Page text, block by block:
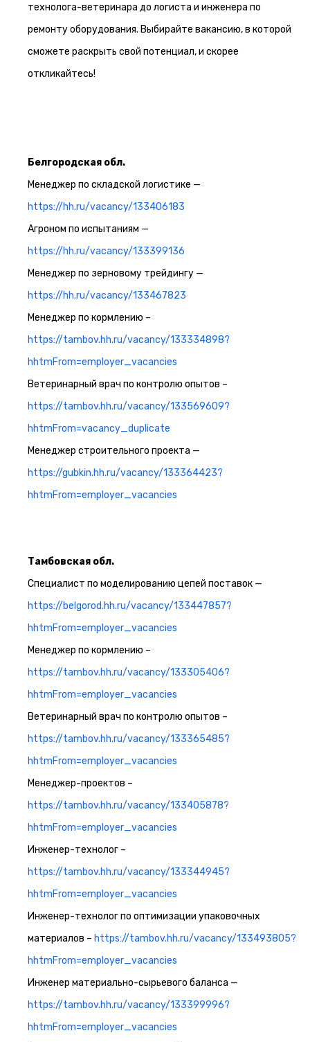
технолога-ветеринара до логиста и инженера по
ремонту оборудования. Выбирайте вакансию, в которой
сможете раскрыть свой потенциал, и скорее
откликайтесь!
Белгородская обл.
Менеджер по складской логистике —
https://hh.ru/vacancy/133406183
Агроном по испытаниям —
https://hh.ru/vacancy/133399136
Менеджер по зерновому трейдингу —
https://hh.ru/vacancy/133467823
Менеджер по кормлению –
https://tambov.hh.ru/vacancy/133334898?
hhtmFrom=employer_vacancies
Ветеринарный врач по контролю опытов –
https://tambov.hh.ru/vacancy/133569609?
hhtmFrom=vacancy_duplicate
Менеджер строительного проекта —
https://gubkin.hh.ru/vacancy/133364423?
hhtmFrom=employer_vacancies
Тамбовская обл.
Специалист по моделированию цепей поставок —
https://belgorod.hh.ru/vacancy/133447857?
hhtmFrom=employer_vacancies
Менеджер по кормлению –
https://tambov.hh.ru/vacancy/133305406?
hhtmFrom=employer_vacancies
Ветеринарный врач по контролю опытов –
https://tambov.hh.ru/vacancy/133365485?
hhtmFrom=employer_vacancies
Менеджер-проектов –
https://tambov.hh.ru/vacancy/133405878?
hhtmFrom=employer_vacancies
Инженер-технолог –
https://tambov.hh.ru/vacancy/133344945?
hhtmFrom=employer_vacancies
Инженер-технолог по оптимизации упаковочных
материалов – https://tambov.hh.ru/vacancy/133493805?
hhtmFrom=employer_vacancies
Инженер материально-сырьевого баланса —
https://tambov.hh.ru/vacancy/133399996?
hhtmFrom=employer_vacancies